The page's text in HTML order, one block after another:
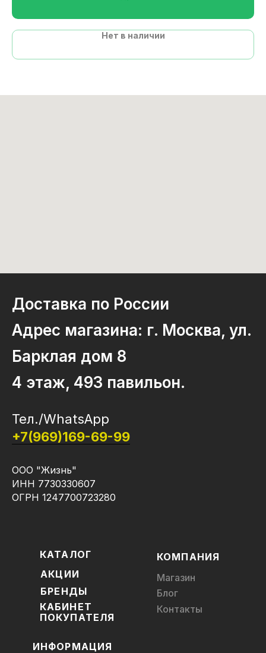
Нет в наличии
Доставка по России
Адрес магазина: г. Москва, ул.
Барклая дом 8
4 этаж, 493 павильон.
Тел./WhatsApp
+7(969)169-69-99
ООО "Жизнь"
ИНН 7730330607
ОГРН 1247700723280
КАТАЛОГ
КАБИНЕТ
ПОКУПАТЕЛЯ
БРЕНДЫ
АКЦИИ
Магазин
Блог
Контакты
КОМПАНИЯ
ИНФОРМАЦИЯ